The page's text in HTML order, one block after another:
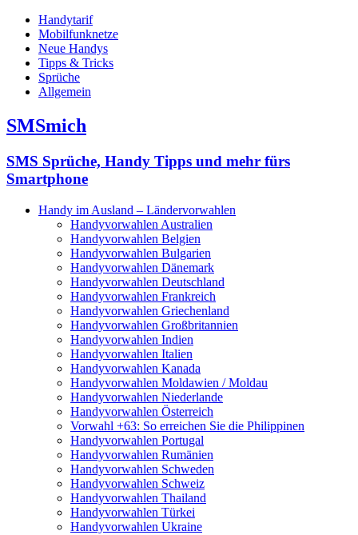
Handytarif
Mobilfunknetze
Neue Handys
Tipps & Tricks
Sprüche
Allgemein
SMSmich
SMS Sprüche, Handy Tipps und mehr fürs
Smartphone
Handy im Ausland – Ländervorwahlen
Handyvorwahlen Australien
Handyvorwahlen Belgien
Handyvorwahlen Bulgarien
Handyvorwahlen Dänemark
Handyvorwahlen Deutschland
Handyvorwahlen Frankreich
Handyvorwahlen Griechenland
Handyvorwahlen Großbritannien
Handyvorwahlen Indien
Handyvorwahlen Italien
Handyvorwahlen Kanada
Handyvorwahlen Moldawien / Moldau
Handyvorwahlen Niederlande
Handyvorwahlen Österreich
Vorwahl +63: So erreichen Sie die Philippinen
Handyvorwahlen Portugal
Handyvorwahlen Rumänien
Handyvorwahlen Schweden
Handyvorwahlen Schweiz
Handyvorwahlen Thailand
Handyvorwahlen Türkei
Handyvorwahlen Ukraine